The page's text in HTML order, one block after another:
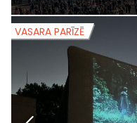
VASARA PARĪZĒ